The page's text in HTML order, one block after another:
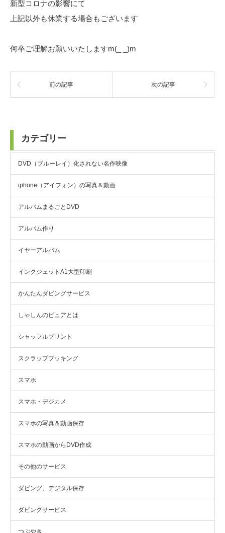
新型コロナの影響にて
上記以外も休業する場合もございます
何卒ご理解お願いいたしますm(_ _)m
前の記事 次の記事
カテゴリー
DVD（ブルーレイ）化されない名作映像
iphone（アイフォン）の写真＆動画
アルバムまるごとDVD
アルバム作り
イヤーアルバム
インクジェットA1大型印刷
かんたんダビングサービス
しゃしんのピュアとは
シャッフルプリント
スクラップブッキング
スマホ
スマホ・デジカメ
スマホの写真＆動画保存
スマホの動画からDVD作成
その他のサービス
ダビング、デジタル保存
ダビングサービス
つぶやき